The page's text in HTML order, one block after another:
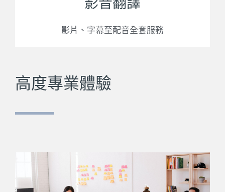
影片、字幕至配音全套服務
高度專業體驗